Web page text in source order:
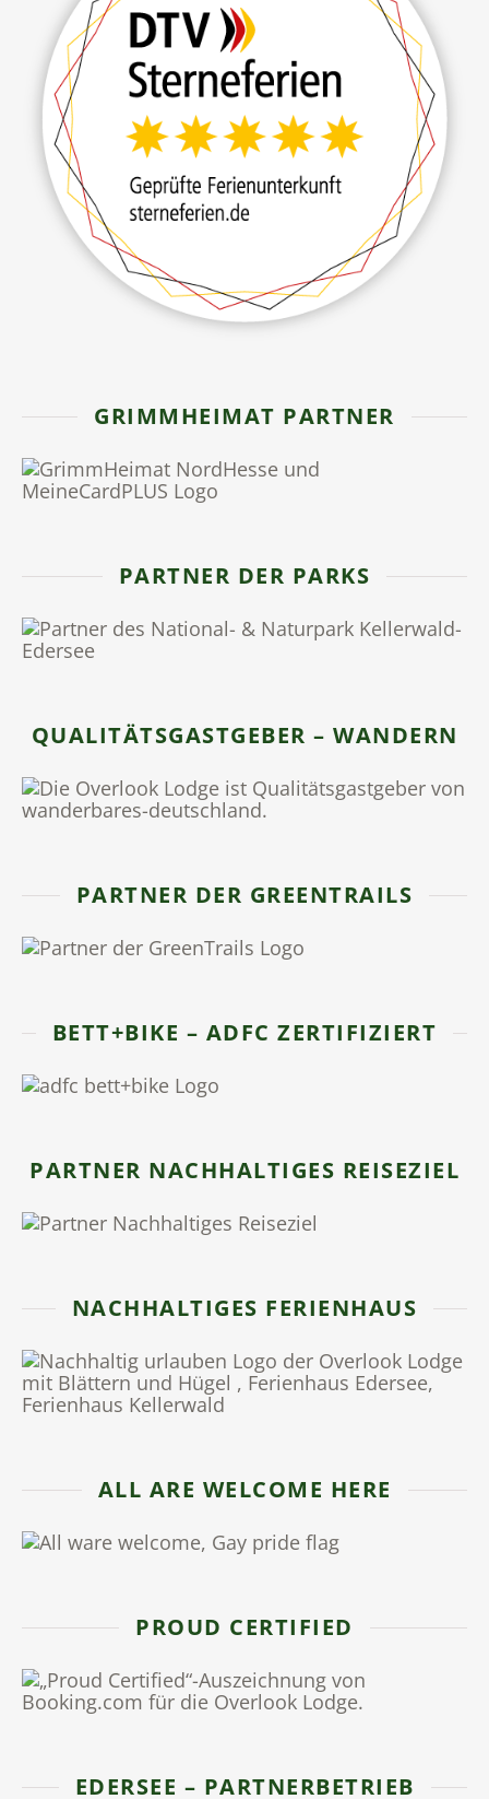
GRIMMHEIMAT PARTNER
PARTNER DER PARKS
QUALITÄTSGASTGEBER – WANDERN
PARTNER DER GREENTRAILS
BETT+BIKE – ADFC ZERTIFIZIERT
PARTNER NACHHALTIGES REISEZIEL
NACHHALTIGES FERIENHAUS
ALL ARE WELCOME HERE
PROUD CERTIFIED
EDERSEE – PARTNERBETRIEB